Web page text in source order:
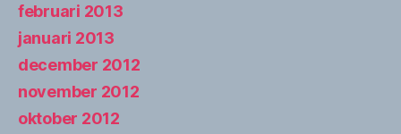
februari 2013
januari 2013
december 2012
november 2012
oktober 2012